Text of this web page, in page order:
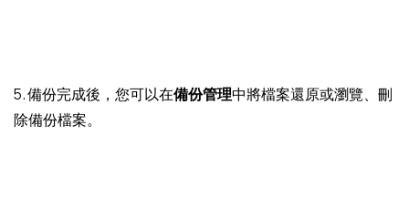
5. 備份完成後，您可以在備份管理中將檔案還原或瀏覽、刪
除備份檔案。